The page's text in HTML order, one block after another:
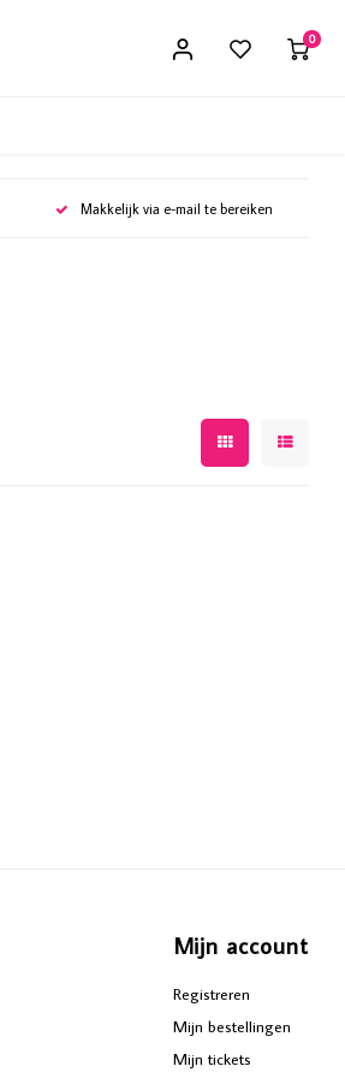
0
Makkelijk via e-mail te bereiken
Mijn account
Registreren
Mijn bestellingen
Mijn tickets